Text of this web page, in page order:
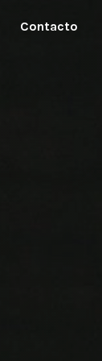
Contacto